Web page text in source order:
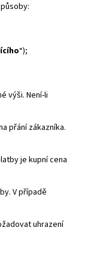
“);
výši. Není-li
přání zákazníka.
je kupní cena
V případě
uhrazení